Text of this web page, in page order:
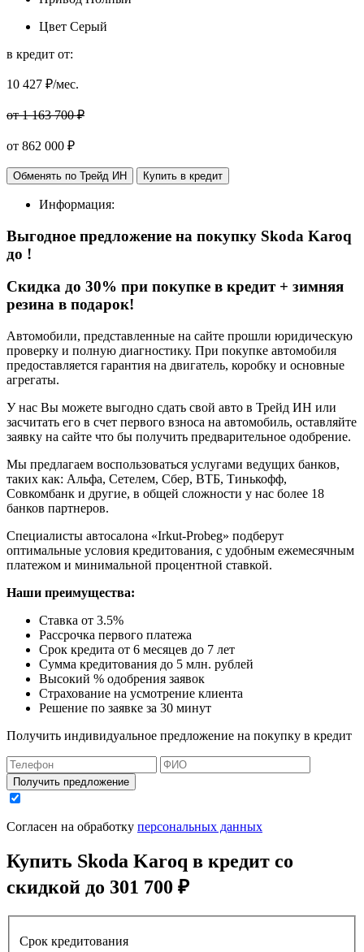
Цвет Серый
в кредит от:
10 427 ₽/мес.
от 1 163 700 ₽
от 862 000 ₽
Обменять по Трейд ИН Купить в кредит
Информация:
Выгодное предложение на покупку Skoda Karoq
до !
Cкидка до 30% при покупке в кредит + зимняя
резина в подарок!
Автомобили, представленные на сайте прошли юридическую
проверку и полную диагностику. При покупке автомобиля
предоставляется гарантия на двигатель, коробку и основные
агрегаты.
У нас Вы можете выгодно сдать свой авто в Трейд ИН или
засчитать его в счет первого взноса на автомобиль, оставляйте
заявку на сайте что бы получить предварительное одобрение.
Мы предлагаем воспользоваться услугами ведущих банков,
таких как: Альфа, Сетелем, Сбер, ВТБ, Тинькофф,
Совкомбанк и другие, в общей сложности у нас более 18
банков партнеров.
Специалисты автосалона «Irkut-Probeg» подберут
оптимальные условия кредитования, с удобным ежемесячным
платежом и минимальной процентной ставкой.
Наши преимущества:
Ставка от 3.5%
Рассрочка первого платежа
Срок кредита от 6 месяцев до 7 лет
Сумма кредитования до 5 млн. рублей
Высокий % одобрения заявок
Страхование на усмотрение клиента
Решение по заявке за 30 минут
Получить индивидуальное предложение на покупку в кредит
Получить предложение
Согласен на обработку персональных данных
Купить Skoda Karoq в кредит со
скидкой до 301 700 ₽
Срок кредитования